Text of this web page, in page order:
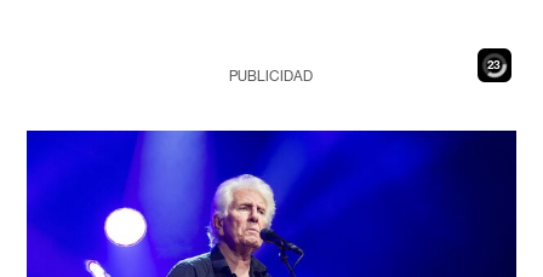
21
PUBLICIDAD